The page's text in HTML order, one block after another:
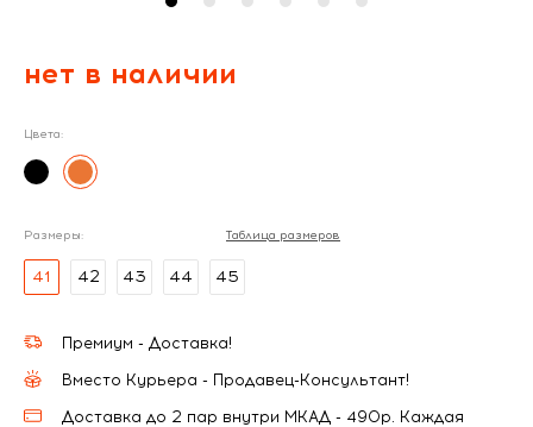
нет в наличии
Цвета:
Размеры: Таблица размеров
41 42 43 44 45
Премиум - Доставка!
Вместо Курьера - Продавец-Консультант!
Доставка до 2 пар внутри МКАД - 490р. Каждая